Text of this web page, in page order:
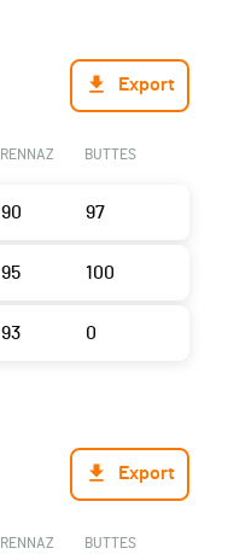
Export
RENNAZ BUTTES
90 97
95 100
93 0
Export
RENNAZ BUTTES